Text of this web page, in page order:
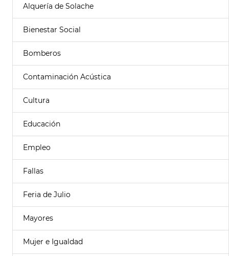
Alquería de Solache
Bienestar Social
Bomberos
Contaminación Acústica
Cultura
Educación
Empleo
Fallas
Feria de Julio
Mayores
Mujer e Igualdad